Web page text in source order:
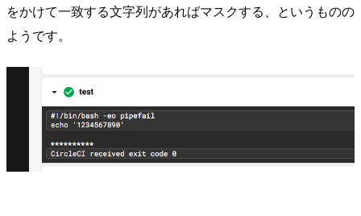
をかけて一致する文字列があればマスクする、というものの
ようです。